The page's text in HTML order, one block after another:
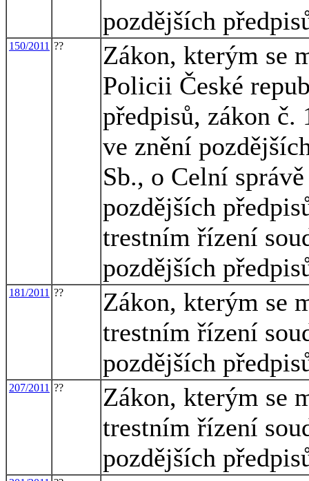
pozdějších
150/2011 ??
Zákon, kterým se
Policii České
předpisů, zákon č.
ve znění
Sb., o Celní
pozdějších
trestním řízení
pozdějších
181/2011 ??
Zákon, kterým se
trestním řízení
pozdějších
207/2011 ??
Zákon, kterým se
trestním řízení
pozdějších